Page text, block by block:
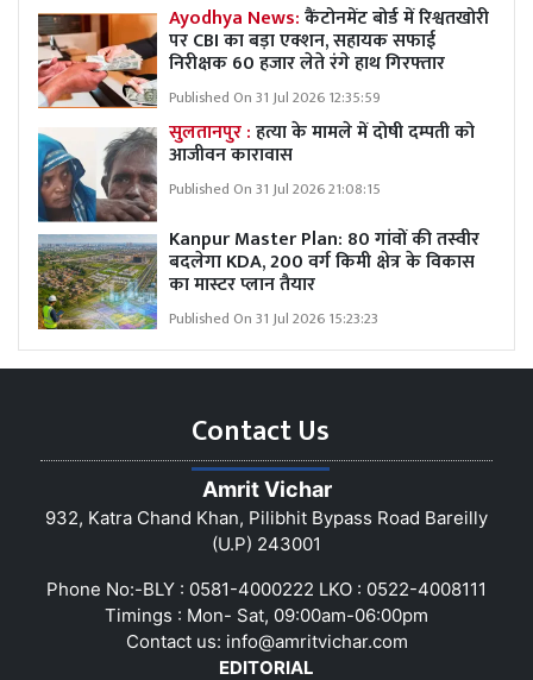
Ayodhya News:कैंटोनमेंट बोर्ड में रिश्वतखोरी
पर CBI का बड़ा एक्शन, सहायक सफाई
निरीक्षक 60 हजार लेते रंगे हाथ गिरफ्तार
Published On 31 Jul 2026 12:35:59
सुलतानपुर :हत्या के मामले में दोषी दम्पती को
आजीवन कारावास
Published On 31 Jul 2026 21:08:15
Kanpur Master Plan: 80 गांवों की तस्वीर
बदलेगा KDA, 200 वर्ग किमी क्षेत्र के विकास
का मास्टर प्लान तैयार
Published On 31 Jul 2026 15:23:23
Contact Us
Amrit Vichar
932, Katra Chand Khan, Pilibhit Bypass Road Bareilly
(U.P) 243001
Phone No:-BLY : 0581-4000222 LKO : 0522-4008111
Timings : Mon- Sat, 09:00am-06:00pm
Contact us: info@amritvichar.com
EDITORIAL